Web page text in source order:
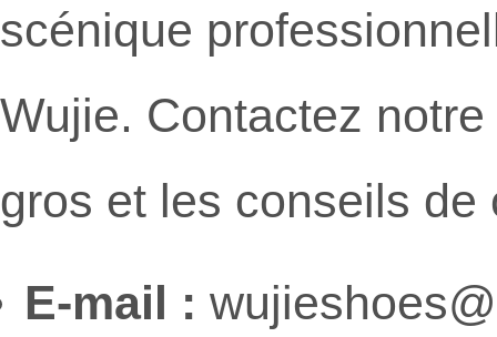
scénique
Wujie. Contactez
gros et les conseils
E-mail :